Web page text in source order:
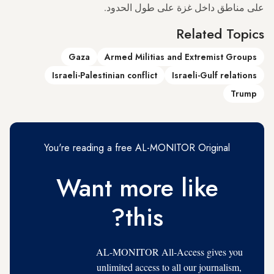
على مناطق داخل غزة على طول الحدود.
Related Topics
Armed Militias and Extremist Groups
Gaza
Israeli-Gulf relations
Israeli-Palestinian conflict
Trump
You're reading a free AL-MONITOR Original
Want more like
this?
AL-MONITOR All-Access gives you
unlimited access to all our journalism,